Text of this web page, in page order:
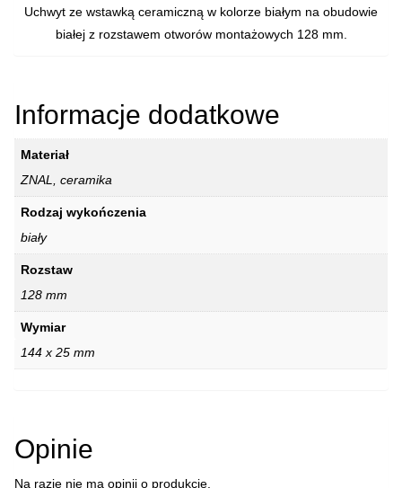
Uchwyt ze wstawką ceramiczną w kolorze białym na obudowie
białej z rozstawem otworów montażowych 128 mm.
Informacje dodatkowe
Materiał
ZNAL, ceramika
Rodzaj wykończenia
biały
Rozstaw
128 mm
Wymiar
144 x 25 mm
Opinie
Na razie nie ma opinii o produkcie.